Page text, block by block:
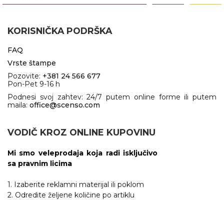
KORISNIČKA PODRŠKA
FAQ
Vrste štampe
Pozovite: +381 24 566 677
Pon-Pet 9-16 h
Podnesi svoj zahtev: 24/7 putem online forme ili putem
maila: office@scenso.com
VODIČ KROZ ONLINE KUPOVINU
Mi smo veleprodaja koja radi isključivo
sa pravnim licima
1. Izaberite reklamni materijal ili poklom
2. Odredite željene količine po artiklu